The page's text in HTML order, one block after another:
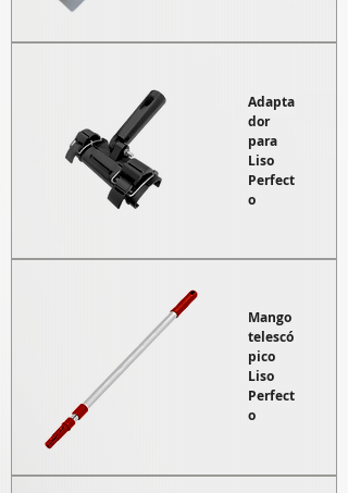
Adapta
dor
para
Liso
Perfect
o
Mango
telescó
pico
Liso
Perfect
o